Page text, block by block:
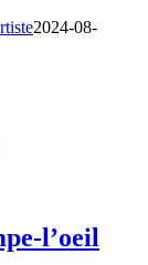
2024-08-
l’oeil